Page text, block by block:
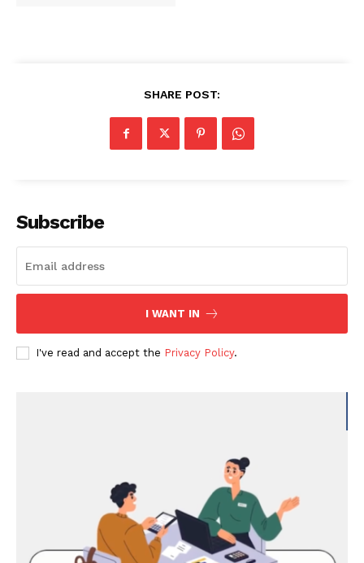
SHARE POST:
Subscribe
I WANT IN
I've read and accept the Privacy Policy.